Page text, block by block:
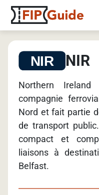
NIR
Northern
compagnie
Nord et fait partie
de transport
compact et
liaisons à
Belfast.